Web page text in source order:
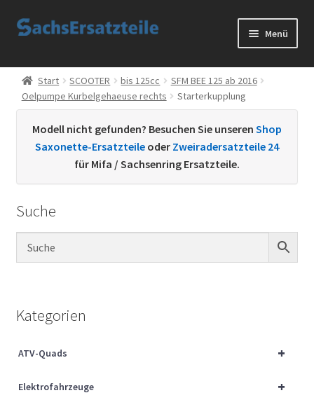
Zur
Zum
Menü
Start
AGB
Datenschutzerklärung
Kontakt
Sachs Ersatzteile
Über uns
Start SCOOTER bis 125cc
SFM BEE 125 ab 2016
Oelpumpe Kurbelgehaeuse rechts
Starterkupplung
Modell nicht gefunden? Besuchen Sie unseren Shop
Saxonette-Ersatzteile oder Zweiradersatzteile 24
für Mifa / Sachsenring Ersatzteile.
Suche
Kategorien
+
ATV-Quads
+
Elektrofahrzeuge